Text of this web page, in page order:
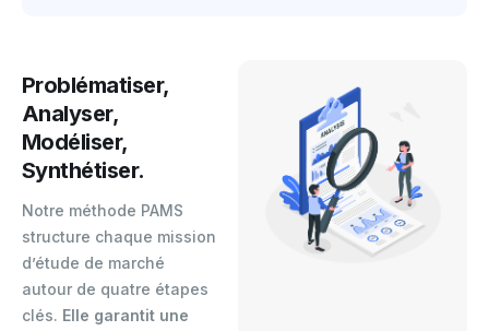
Problématiser,
Analyser,
Modéliser,
Synthétiser.
Notre méthode PAMS
structure chaque mission
d’étude de marché
autour de quatre étapes
clés. Elle garantit une